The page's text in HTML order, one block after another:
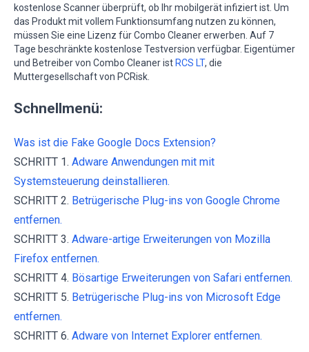
kostenlose Scanner überprüft, ob Ihr mobilgerät infiziert ist. Um
das Produkt mit vollem Funktionsumfang nutzen zu können,
müssen Sie eine Lizenz für Combo Cleaner erwerben. Auf 7
Tage beschränkte kostenlose Testversion verfügbar. Eigentümer
und Betreiber von Combo Cleaner ist RCS LT, die
Muttergesellschaft von PCRisk.
Schnellmenü:
Was ist die Fake Google Docs Extension?
SCHRITT 1. Adware Anwendungen mit mit
Systemsteuerung deinstallieren.
SCHRITT 2. Betrügerische Plug-ins von Google Chrome
entfernen.
SCHRITT 3. Adware-artige Erweiterungen von Mozilla
Firefox entfernen.
SCHRITT 4. Bösartige Erweiterungen von Safari entfernen.
SCHRITT 5. Betrügerische Plug-ins von Microsoft Edge
entfernen.
SCHRITT 6. Adware von Internet Explorer entfernen.